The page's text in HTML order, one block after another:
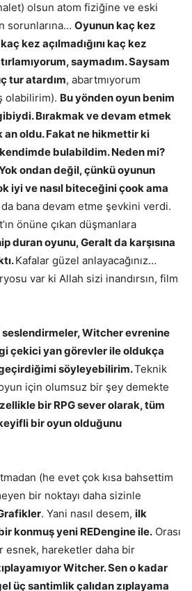
olsun atom fiziğine ve eski
sorunlarına… Oyunun kaç kez
kez açılmadığını kaç kez
saymadım. Saysam
tur atardım, abartmıyorum
olabilirim). Bu yönden oyun benim
Bırakmak ve devam etmek
an oldu. Fakat ne hikmettir ki
bulabildim. Neden mi?
ondan değil, çünkü oyunun
iyi ve nasıl biteceğini çook ama
da bana devam etme şevkini verdi.
önüne çıkan düşmanlara
duran oyunu, Geralt da karşısına
Kafalar güzel anlayacağınız…
var ki Allah sizi inandırsın, film
seslendirmeler, Witcher evrenine
çekici yan görevler ile oldukça
söyleyebilirim.Teknik
için olumsuz bir şey demekte
bir RPG sever olarak, tüm
bir oyun olduğunu
(he evet çok kısa bahsettim
bir noktayı daha sizinle
. Yani nasıl desem, ilk
konmuş yeni REDengine ile. Orası
esnek, hareketler daha bir
Witcher. Sen o kadar
üç santimlik çalıdan zıplayama